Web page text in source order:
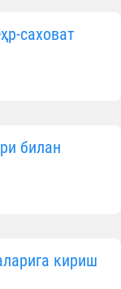
саховат
билан
кириш